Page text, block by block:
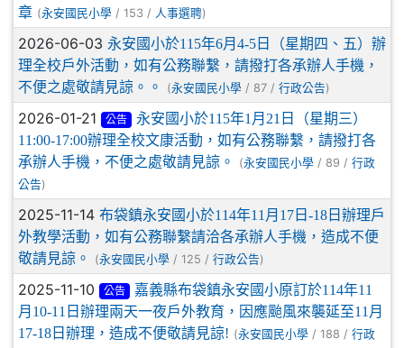
章 (永安國民小學 / 153 / 人事選聘)
2026-06-03 永安國小於115年6月4-5日（星期四、五）辦
理全校戶外活動，如有公務聯繫，請撥打各承辦人手機，
不便之處敬請見諒。。
(永安國民小學 / 87 / 行政公告)
2026-01-21 公告
永安國小於115年1月21日（星期三）
11:00-17:00辦理全校文康活動，如有公務聯繫，請撥打各
承辦人手機，不便之處敬請見諒。
(永安國民小學 / 89 / 行政
公告)
2025-11-14 布袋鎮永安國小於114年11月17日-18日辦理戶
外教學活動，如有公務聯繫請洽各承辦人手機，造成不便
敬請見諒。
(永安國民小學 / 125 / 行政公告)
2025-11-10 公告
嘉義縣布袋鎮永安國小原訂於114年11
月10-11日辦理兩天一夜戶外教育，因應颱風來襲延至11月
17-18日辦理，造成不便敬請見諒! (永安國民小學 / 188 / 行政